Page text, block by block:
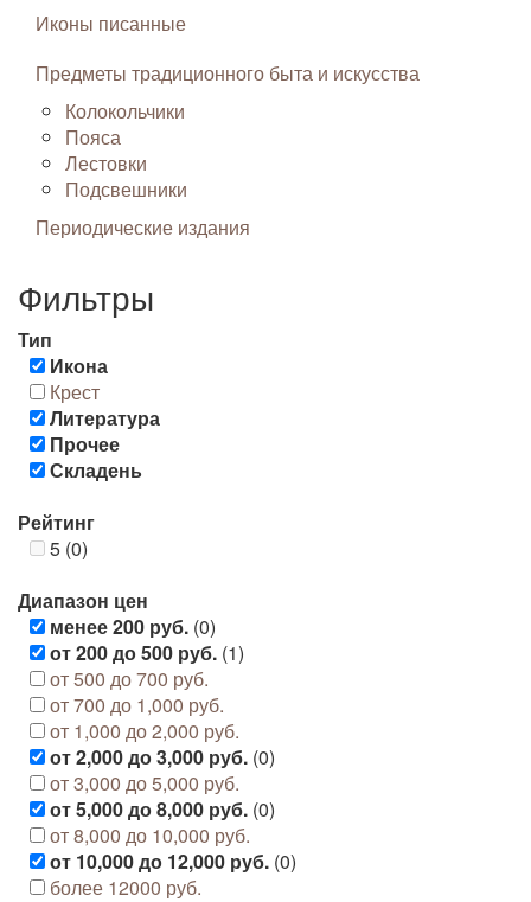
Иконы писанные
Предметы традиционного быта и искусства
Колокольчики
Пояса
Лестовки
Подсвешники
Периодические издания
Фильтры
Тип
Икона
Крест
Литература
Прочее
Складень
Рейтинг
5 (0)
Диапазон цен
менее 200 руб. (0)
от 200 до 500 руб. (1)
от 500 до 700 руб.
от 700 до 1,000 руб.
от 1,000 до 2,000 руб.
от 2,000 до 3,000 руб. (0)
от 3,000 до 5,000 руб.
от 5,000 до 8,000 руб. (0)
от 8,000 до 10,000 руб.
от 10,000 до 12,000 руб. (0)
более 12000 руб.